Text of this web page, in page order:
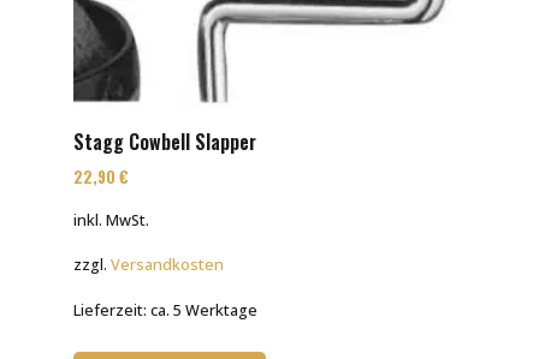
Stagg Cowbell Slapper
22,90 €
inkl. MwSt.
zzgl. Versandkosten
Lieferzeit: ca. 5 Werktage